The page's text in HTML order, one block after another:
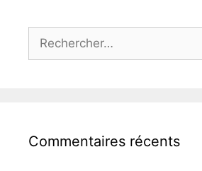
Rechercher :
Commentaires récents